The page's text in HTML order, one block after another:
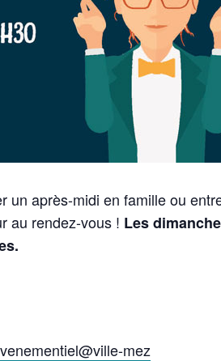
un après-midi en famille ou
au rendez-vous ! Les
mez